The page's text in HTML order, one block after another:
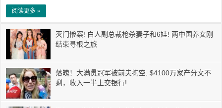
阅读更多 »
灭门惨案! 白人副总裁枪杀妻子和6娃! 两中国养女刚
结束寻根之旅
落魄！大满贯冠军被前夫掏空, $4100万家产分文不
剩，收入一半上交银行!